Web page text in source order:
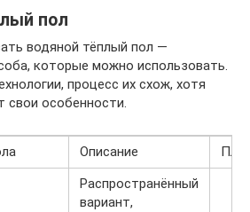
пол
водяной тёплый пол —
которые можно использовать.
процесс их схож, хотя
особенности.
Описание
Распространённый
вариант,